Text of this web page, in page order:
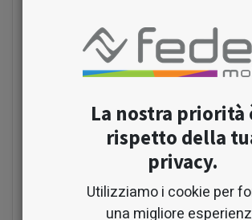
gli utenti che il contenuto, il
media visivi che hai creato
proprietà e sono protetti dalle
Una clausolaRisoluzione
account degli utenti sul tuo
app mobili o l'accesso degli
sito web e alle app mobili (se
possono avere un account)
La nostra priorità
rispetto della
privacy.
Utilizziamo i cookie per
una migliore